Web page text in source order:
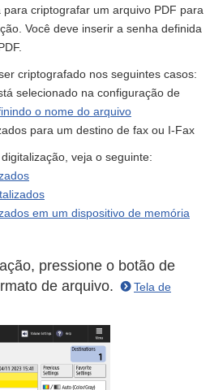
criptografar um arquivo PDF para
Você deve inserir a senha definida
criptografado nos seguintes casos:
selecionado na configuração de
o nome do arquivo
para um destino de fax ou I-Fax
veja o seguinte:
em um dispositivo de memória
pressione o botão de
de arquivo.
Tela de